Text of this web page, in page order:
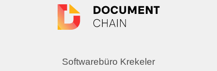
Softwarebüro Krekeler